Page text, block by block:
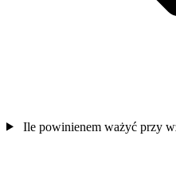
Ile powinienem ważyć przy